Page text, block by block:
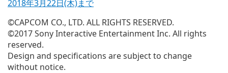
2018年3月22日(木)まで
©CAPCOM CO., LTD. ALL RIGHTS RESERVED.
©2017 Sony Interactive Entertainment Inc. All rights
reserved.
Design and specifications are subject to change
without notice.